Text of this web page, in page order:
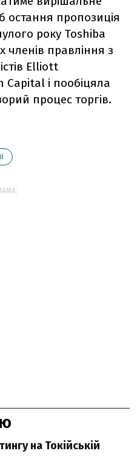
остання пропозиція
року Toshiba
правління з
Elliott
і пообіцяла
процес торгів.
на Токійській